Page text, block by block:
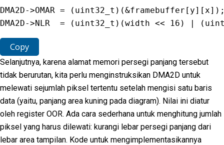
DMA2D->OMAR = ( uint32_t ) (&framebuffer [ y] [ x] )
DMA2D->NLR = ( uint32_t ) (width << 16 ) | (
Copy
Selanjutnya, karena alamat memori persegi panjang tersebut
tidak berurutan, kita perlu menginstruksikan DMA2D untuk
melewati sejumlah piksel tertentu setelah mengisi satu baris
data (yaitu, panjang area kuning pada diagram). Nilai ini diatur
oleh register OOR. Ada cara sederhana untuk menghitung jumlah
piksel yang harus dilewati: kurangi lebar persegi panjang dari
lebar area tampilan. Kode untuk mengimplementasikannya